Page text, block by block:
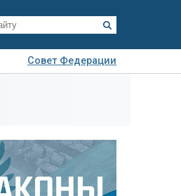
Совет Федерации